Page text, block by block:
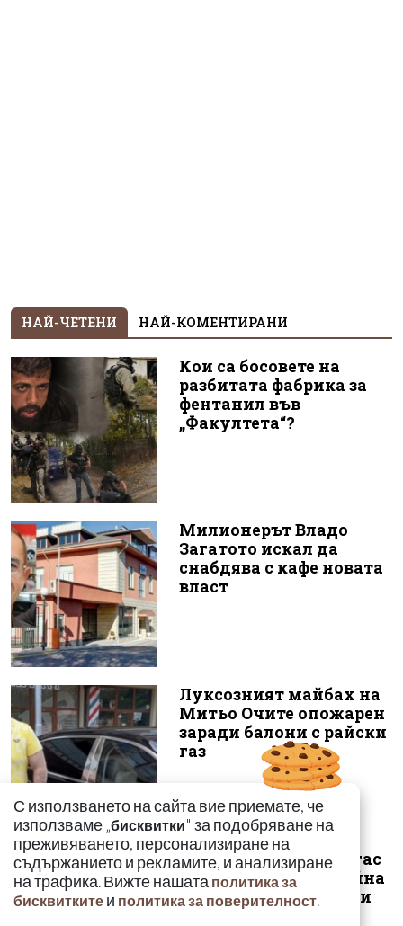
НАЙ-ЧЕТЕНИ НАЙ-КОМЕНТИРАНИ
Кои са босовете на
разбитата фабрика за
фентанил във
„Факултета“?
Милионерът Владо
Загатото искал да
снабдява с кафе новата
власт
Луксозният майбах на
Митьо Очите опожарен
заради балони с райски
газ
Арестуваният в Бургас
наркобарон от Украйна
ръководел 14 фабрики
С използването на сайта вие приемате, че
използваме „бисквитки" за подобряване на
преживяването, персонализиране на
съдържанието и рекламите, и анализиране
на трафика. Вижте нашата политика за
бисквитките и политика за поверителност.